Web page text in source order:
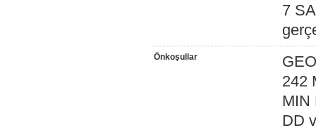
7
Önkoşullar
242
MIN
DD